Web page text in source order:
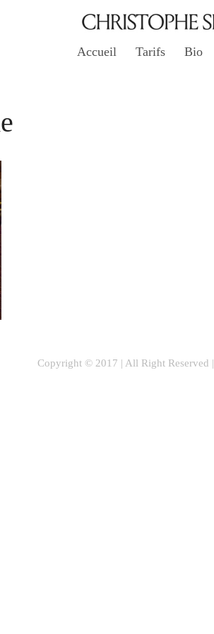
Accueil Tarifs Bio
Copyright © 2017 | All Right Reserved |